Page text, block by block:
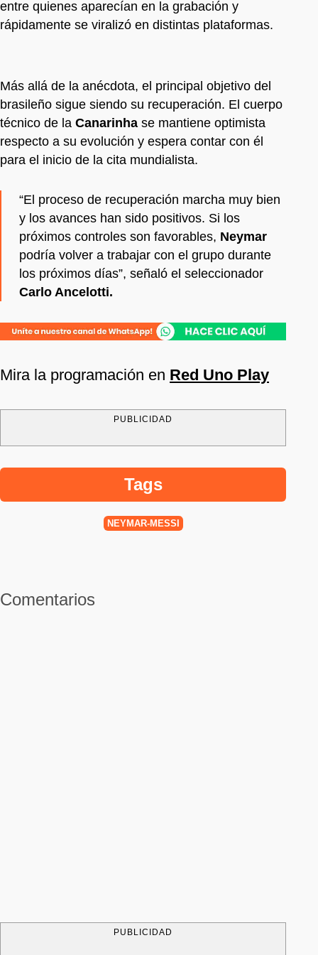
entre quienes aparecían en la grabación y
rápidamente se viralizó en distintas plataformas.
Más allá de la anécdota, el principal objetivo del
brasileño sigue siendo su recuperación. El cuerpo
técnico de la Canarinha se mantiene optimista
respecto a su evolución y espera contar con él
para el inicio de la cita mundialista.
“El proceso de recuperación marcha muy bien
y los avances han sido positivos. Si los
próximos controles son favorables, Neymar
podría volver a trabajar con el grupo durante
los próximos días”, señaló el seleccionador
Carlo Ancelotti.
Mira la programación en Red Uno Play
PUBLICIDAD
Tags
NEYMAR-MESSI
Comentarios
PUBLICIDAD